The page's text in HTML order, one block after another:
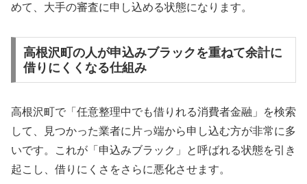
めて、大手の審査に申し込める状態になります。
高根沢町の人が申込みブラックを重ねて余計に
借りにくくなる仕組み
高根沢町で「任意整理中でも借りれる消費者金融」を検索
して、見つかった業者に片っ端から申し込む方が非常に多
いです。これが「申込みブラック」と呼ばれる状態を引き
起こし、借りにくさをさらに悪化させます。